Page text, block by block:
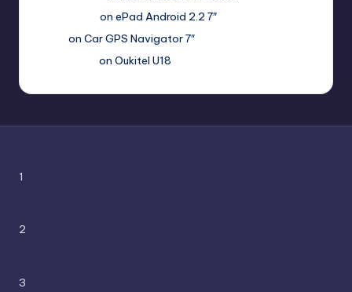
on ePad Android 2.2 7″
on Car GPS Navigator 7″
on Oukitel U18
1
2
3